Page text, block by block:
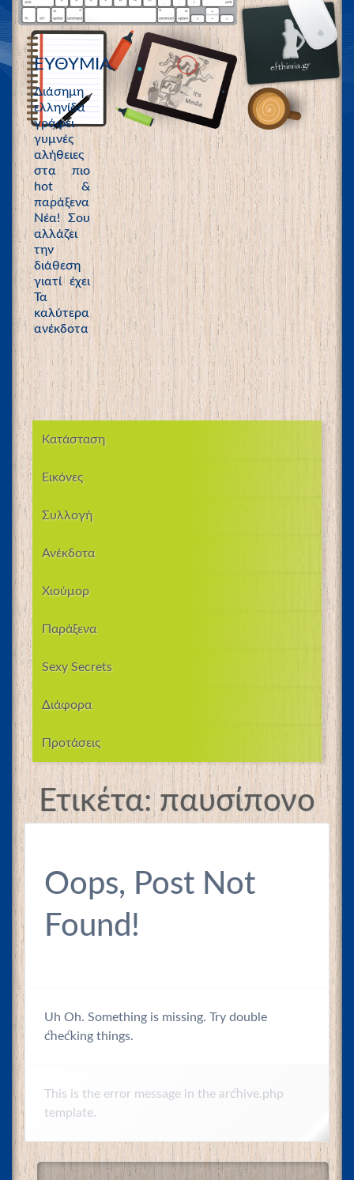
ΕΥΘΥΜΙΑ
Διάσημη
ελληνίδα
γράφει
γυμνές
αλήθειες
στα πιο
hot &
παράξενα
Νέα! Σου
αλλάζει
την
διάθεση
γιατί έχει
Τα
καλύτερα
ανέκδοτα
Κατάσταση
Εικόνες
Συλλογή
Ανέκδοτα
Χιούμορ
Παράξενα
Sexy Secrets
Διάφορα
Προτάσεις
Ετικέτα:παυσίπονο
Oops, Post Not
Found!
Uh Oh. Something is missing. Try double
checking things.
This is the error message in the archive.php
template.